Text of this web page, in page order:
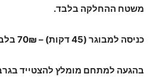
משטח ההחלקה בלבד.
כניסה למבוגר (45 דקות) – 70₪ בלבד
בהגעה למתחם מומלץ להצטייד